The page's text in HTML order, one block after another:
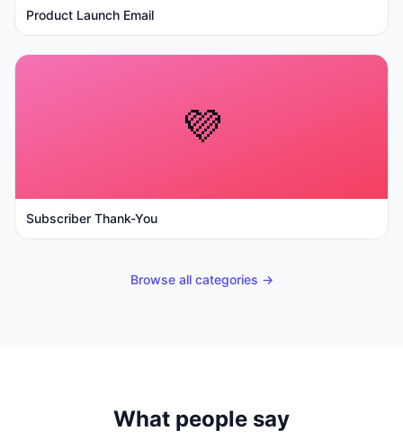
Product Launch Email
💜
Subscriber Thank-You
Browse all categories →
What people say